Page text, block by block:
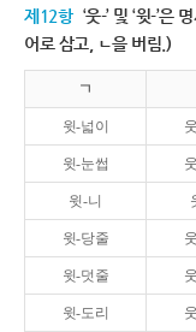
제12항 ‘웃-’ 및 ‘윗-’은
어로 삼고, ㄴ을 버림.)
ㄱ
윗-넓이
윗-눈썹
윗-니
윗-당줄
윗-덧줄
윗-도리